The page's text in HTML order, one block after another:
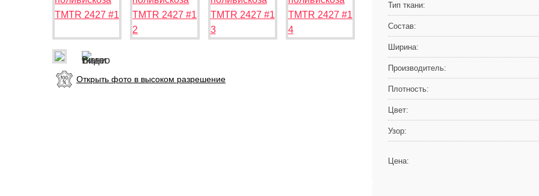
Открыть фото в высоком разрешение
Тип ткани:
Состав:
Ширина:
Производитель:
Плотность:
Цвет:
Узор:
Цена: